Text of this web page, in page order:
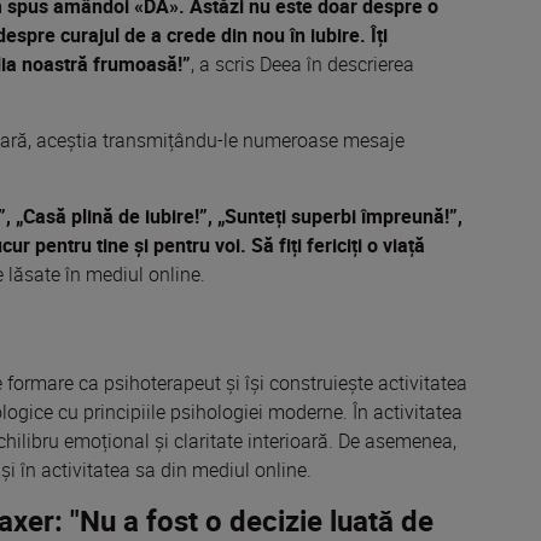
amândoi «DA». Astăzi nu este doar despre o
curajul de a crede din nou în iubire. Îți
noastră frumoasă!”, a scris Deea în descrierea
aceștia transmițându-le numeroase mesaje
plină de iubire!”, „Sunteți superbi împreună!”,
pentru tine și pentru voi. Să fiți fericiți o viață
lăsate în mediul online.
ca psihoterapeut și își construiește activitatea
cu principiile psihologiei moderne. În activitatea
emoțional și claritate interioară. De asemenea,
în activitatea sa din mediul online.
"Nu a fost o decizie luată de